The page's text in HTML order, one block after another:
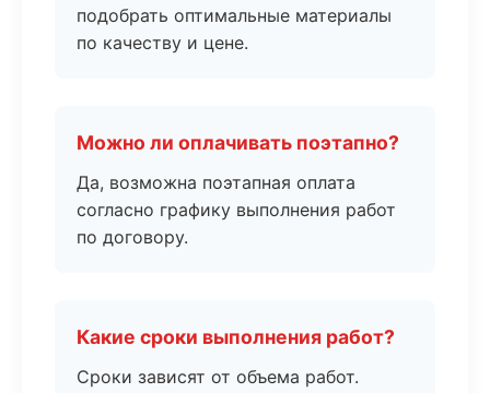
подобрать оптимальные материалы
по качеству и цене.
Можно ли оплачивать поэтапно?
Да, возможна поэтапная оплата
согласно графику выполнения работ
по договору.
Какие сроки выполнения работ?
Сроки зависят от объема работ.